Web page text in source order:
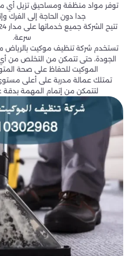
توفر مواد منظفة ومساحيق تزيل أي
جدا دون الحاجة إلى الفرك
سرعة.
تستخدم شركة تنظيف موكيت
الجودة، حتى تتمكن من التخلص من أي
الموكيت للحفاظ على صحة
تمتلك عمالة مدربة على أعلى
لتتمكن من إتمام المهمة